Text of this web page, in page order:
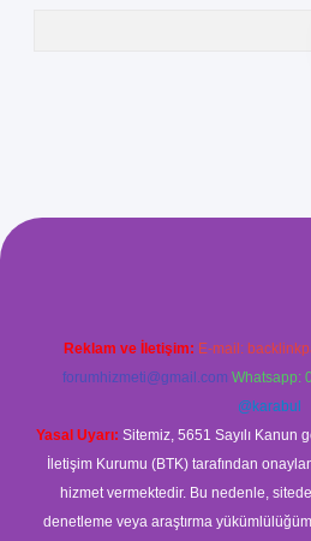
giris.com/
Reklam ve İletişim: E-mail:
forumhizmeti@gmail.com Whatsapp:
@karabul
Yasal Uyarı: Sitemiz, 5651 Sayılı Kanun
İletişim Kurumu (BTK) tarafından
hizmet vermektedir. Bu nedenle,
denetleme veya araştırma